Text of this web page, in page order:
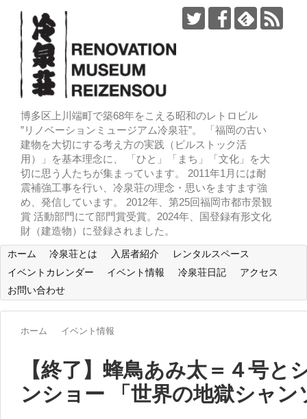
博多区上川端町で築68年をこえる昭和のレトロビル
”リノベーションミュージアム冷泉荘”。 「福岡の古い
建物を大切にする考え方の実践（ビルストック活
用）」を基本理念に、 「ひと」「まち」「文化」を大
切に思う人たちが集まっています。 2011年1月には耐
震補強工事を行い、冷泉荘の理念・思いをますます強
め、発信しています。 2012年、第25回福岡市都市景観
賞 活動部門にて部門賞受賞。2024年、国登録有形文化
財（建造物）に登録されました。
ホーム 冷泉荘とは 入居者紹介
レンタルスペース
イベントカレンダー
イベント情報 冷泉荘日記
アクセス
お問い合わせ
ホーム イベント情報
【終了】蜂鳥あみ太＝４号と
ンショー 「世界の地獄シャ